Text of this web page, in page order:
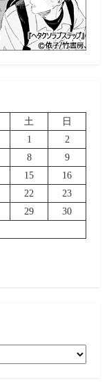
土
日
1
2
8
9
15
16
22
23
29
30